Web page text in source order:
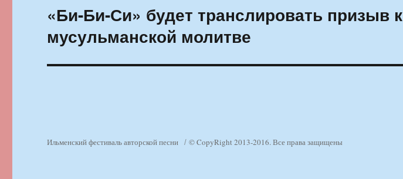
Следующая
«Би-Би-Си» будет транслировать призыв к
мусульманской молитве
Ильменский фестиваль авторской песни © CopyRight 2013-2016. Все права защищены